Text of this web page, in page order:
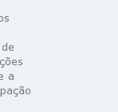
a